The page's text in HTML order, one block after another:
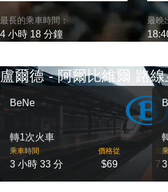
最長的乘車時間：
4 小時 18 分鐘
最晚
盧爾德 - 阿爾比維爾 路
BeNe
轉1次火車
乘車時間
3 小時 33 分
價格從
$69
出
7